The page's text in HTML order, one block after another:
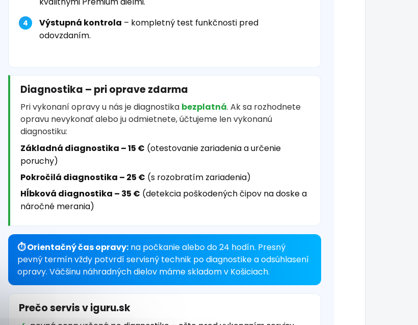
Výstupná kontrola – kompletný test funkčnosti pred
odovzdaním.
Diagnostika – pri oprave zdarma
Pri vykonaní opravy u nás je diagnostika bezplatná. Ak sa rozhodnete
opravu nevykonať alebo ju odmietnete, účtujeme len vykonanú
diagnostiku:
Základná diagnostika – 15 € (otestovanie zariadenia a určenie
poruchy)
Pokročilá diagnostika – 25 € (s rozobratím zariadenia)
Hĺbková diagnostika – 35 € (detekcia poškodených čipov na doske a
náročné merania)
⏱ Orientačný čas opravy: na počkanie alebo do 24 hodín. Presný
pevný termín vždy potvrdí servisný technik po diagnostike a odsúhlasení
opravy. Väčšinu náhradných dielov máme skladom v Košiciach.
Prečo servis v iguru.sk